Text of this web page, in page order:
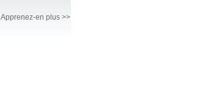
Apprenez-en plus >>